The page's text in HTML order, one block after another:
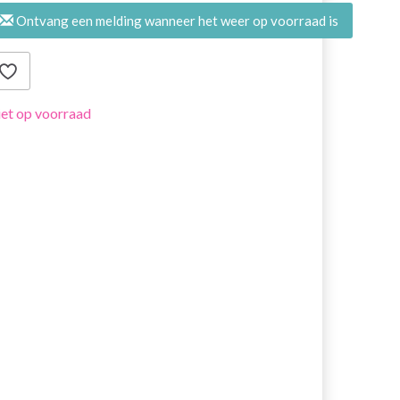
Ontvang een melding wanneer het weer op voorraad is
op voorraad